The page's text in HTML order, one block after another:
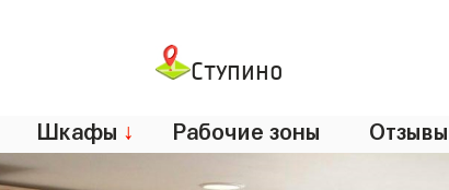
Ступино
Шкафы ↓ Рабочие зоны Отзывы